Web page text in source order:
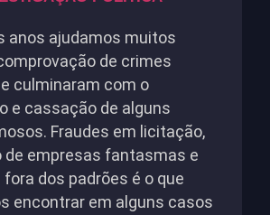
anos ajudamos muitos
de crimes
culminaram com o
e cassação de alguns
Fraudes em licitação,
empresas fantasmas e
dos padrões é o que
encontrar em alguns casos